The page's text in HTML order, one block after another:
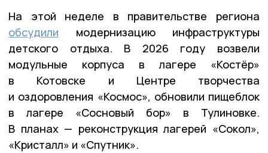
На этой неделе в правительстве региона
обсудили модернизацию инфраструктуры
детского отдыха. В 2026 году возвели
модульные корпуса в лагере «Костёр»
в Котовске и Центре творчества
и оздоровления «Космос», обновили пищеблок
в лагере «Сосновый бор» в Тулиновке.
В планах — реконструкция лагерей «Сокол»,
«Кристалл» и «Спутник».